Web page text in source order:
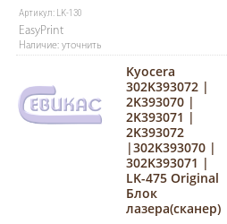
Артикул: LK-130
EasyPrint
Наличие: уточнить
Kyocera
302K393072 |
2K393070 |
2K393071 |
2K393072
|302K393070 |
302K393071 |
LK-475 Original
Блок
лазера(сканер)